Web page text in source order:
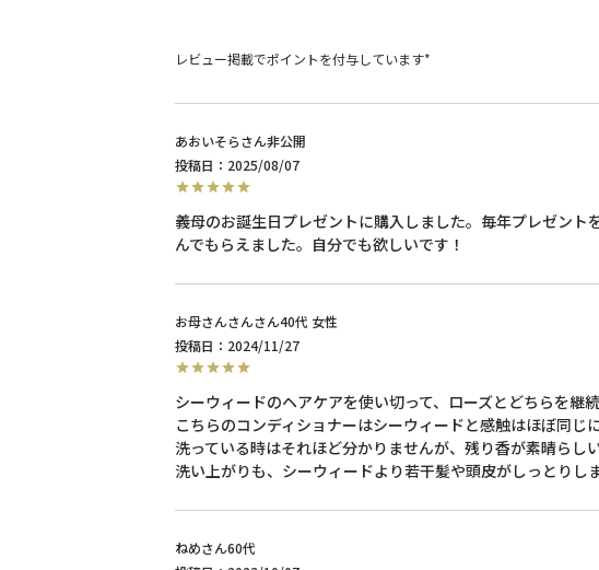
レビュー掲載でポイントを付与しています*
あおいそら
非公開
投稿日
2025/08/07
義母のお誕生日プレゼントに購入しました。毎年プレゼン
お母さんさん 40代 女性
投稿日
2024/11/27
シーウィードのヘアケアを使い切って、ローズとどちらを継
こちらのコンディショナーはシーウィードと感触はほぼ同じ
洗っている時はそれほど分かりませんが、残り香が素晴らしい
洗い上がりも、シーウィードより若干髪や頭皮がしっとりしま
ねめ
60代